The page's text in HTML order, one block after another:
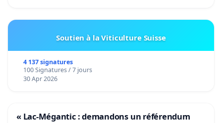
Soutien à la Viticulture Suisse
4 137 signatures
100 Signatures / 7 jours
30 Apr 2026
« Lac-Mégantic : demandons un référendum